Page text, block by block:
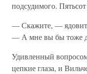
подсудимого.
— Скажите, —
— А мне вы бы тоже
Удивленный
цепкие глаза, и